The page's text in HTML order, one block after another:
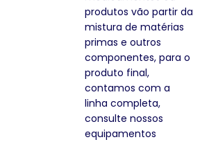
produtos vão partir da
mistura de matérias
primas e outros
componentes, para o
produto final,
contamos com a
linha completa,
consulte nossos
equipamentos